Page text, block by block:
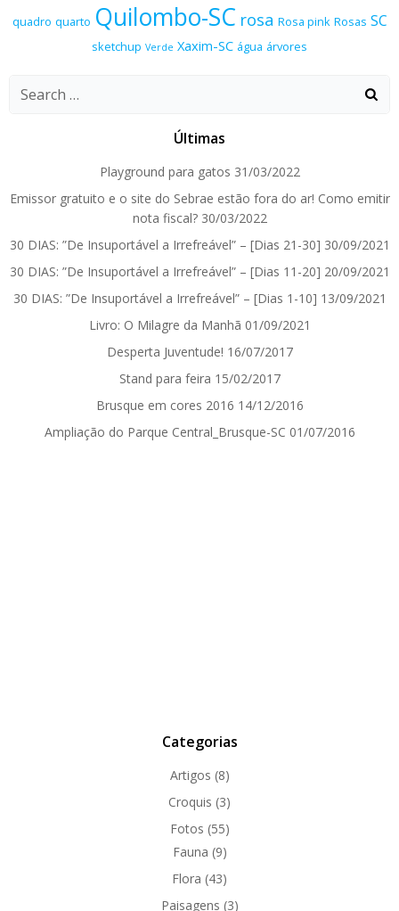
quadro quarto Quilombo-SC rosa Rosa pink Rosas SC
sketchup Verde Xaxim-SC água árvores
Search
Últimas
Playground para gatos 31/03/2022
Emissor gratuito e o site do Sebrae estão fora do ar! Como emitir
nota fiscal? 30/03/2022
30 DIAS: ”De Insuportável a Irrefreável” – [Dias 21-30] 30/09/2021
30 DIAS: ”De Insuportável a Irrefreável” – [Dias 11-20] 20/09/2021
30 DIAS: ”De Insuportável a Irrefreável” – [Dias 1-10] 13/09/2021
Livro: O Milagre da Manhã 01/09/2021
Desperta Juventude! 16/07/2017
Stand para feira 15/02/2017
Brusque em cores 2016 14/12/2016
Ampliação do Parque Central_Brusque-SC 01/07/2016
Categorias
Artigos (8)
Croquis (3)
Fotos (55)
Fauna (9)
Flora (43)
Paisagens (3)